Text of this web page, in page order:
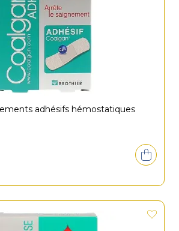
adhésifs hémostatiques